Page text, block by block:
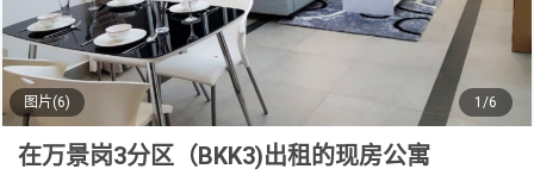
图片(6) 1/6
在万景岗3分区（BKK3)出租的现房公寓